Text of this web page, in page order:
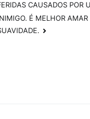
CAUSADOS POR
É MELHOR